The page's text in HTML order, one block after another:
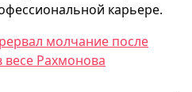
карьере.
молчание после
Рахмонова